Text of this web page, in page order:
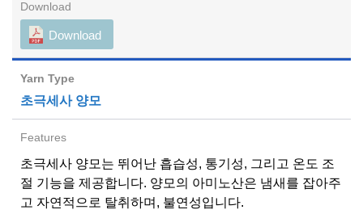
Download
초극세사 양모
초극세사 양모는 뛰어난 흡습성, 통기성, 그리고 온도 조
절 기능을 제공합니다. 양모의 아미노산은 냄새를 잡아주
고 자연적으로 탈취하며, 불연성입니다.